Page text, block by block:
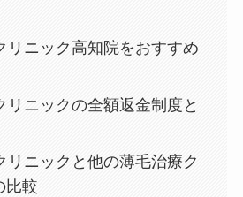
リニック高知院をおすすめ
リニックの全額返金制度と
リニックと他の薄毛治療ク
比較